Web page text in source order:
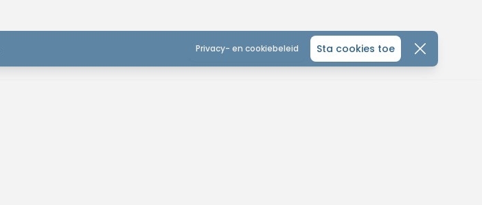
Sta cookies toe
Privacy- en cookiebeleid